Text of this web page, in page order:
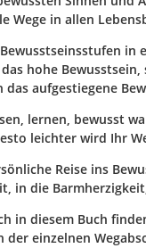
Wege in allen
in
hohe
das aufgestiegene
lernen, bewusst
leichter wird Ihr
Reise ins
in die
in diesem Buch
der einzelnen